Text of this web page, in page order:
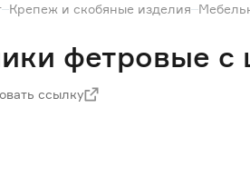
Крепеж и скобяные изделия
фетровые
ссылку